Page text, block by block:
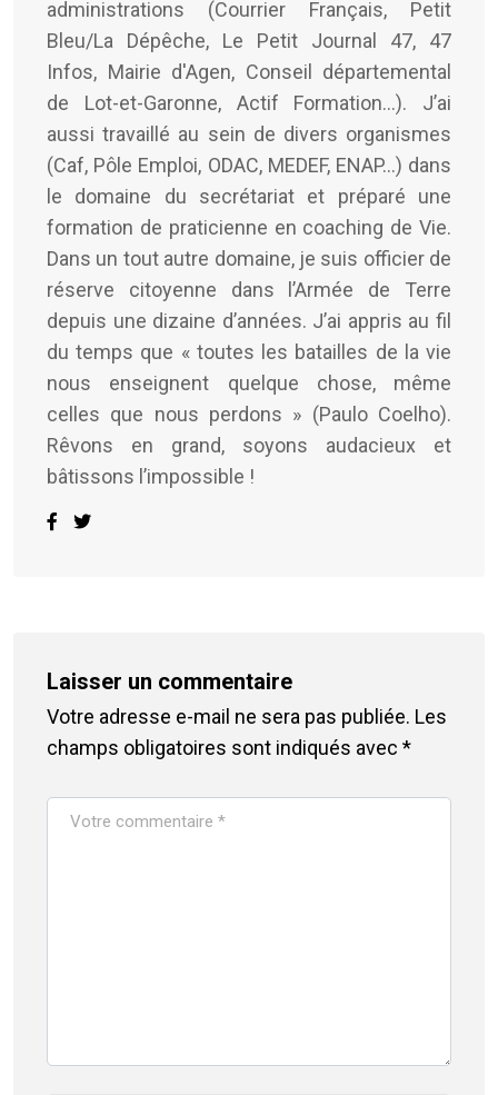
administrations (Courrier Français, Petit
Bleu/La Dépêche, Le Petit Journal 47, 47
Infos, Mairie d'Agen, Conseil départemental
de Lot-et-Garonne, Actif Formation...). J’ai
aussi travaillé au sein de divers organismes
(Caf, Pôle Emploi, ODAC, MEDEF, ENAP…) dans
le domaine du secrétariat et préparé une
formation de praticienne en coaching de Vie.
Dans un tout autre domaine, je suis officier de
réserve citoyenne dans l’Armée de Terre
depuis une dizaine d’années. J’ai appris au fil
du temps que « toutes les batailles de la vie
nous enseignent quelque chose, même
celles que nous perdons » (Paulo Coelho).
Rêvons en grand, soyons audacieux et
bâtissons l’impossible !
Laisser un commentaire
Votre adresse e-mail ne sera pas publiée. Les
champs obligatoires sont indiqués avec *